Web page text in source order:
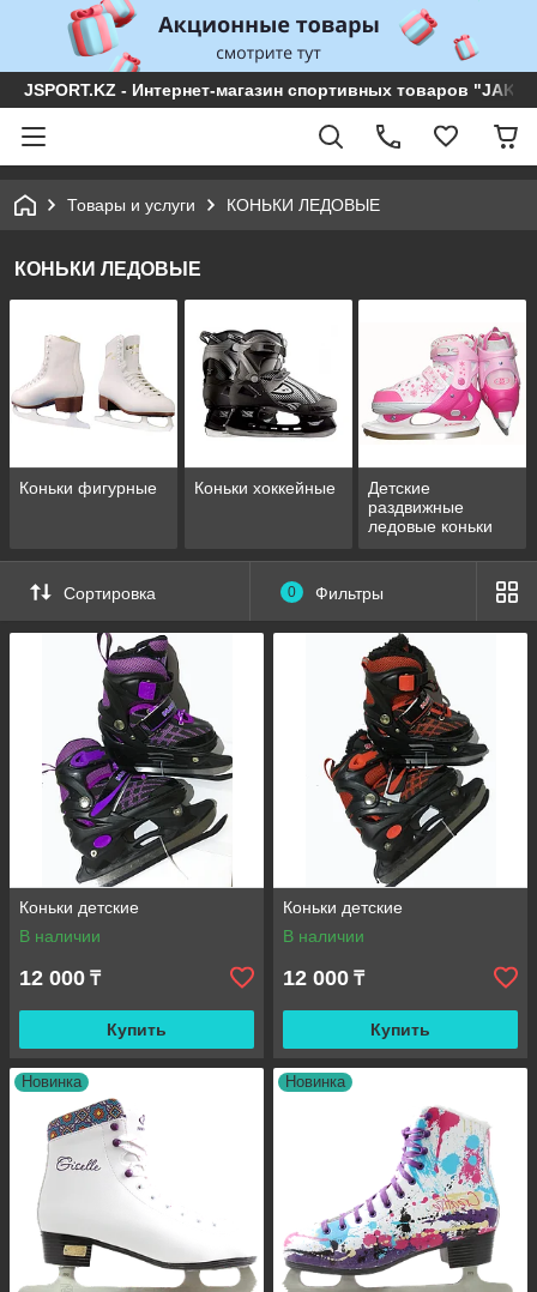
JSPORT.KZ - Интернет-магазин спортивных товаров
Товары и услуги КОНЬКИ ЛЕДОВЫЕ
КОНЬКИ ЛЕДОВЫЕ
Коньки фигурные Коньки хоккейные
Детские
раздвижные
ледовые коньки
Сортировка 0 Фильтры
Коньки детские
В наличии
12 000 ₸
Купить
Коньки детские
В наличии
12 000 ₸
Купить
Новинка Новинка